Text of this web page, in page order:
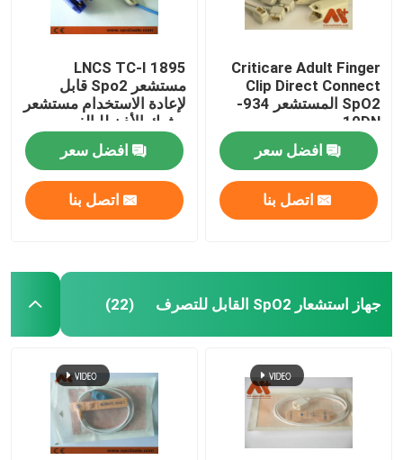
Criticare Adult Finger
Clip Direct Connect
SpO2 المستشعر 934-
10DN
افضل سعر
اتصل بنا
1895 LNCS TC-I
مستشعر Spo2 قابل
لإعادة الاستخدام مستشعر
مشبك الأذن للبالغين
افضل سعر
اتصل بنا
جهاز استشعار SpO2 القابل للتصرف (22)